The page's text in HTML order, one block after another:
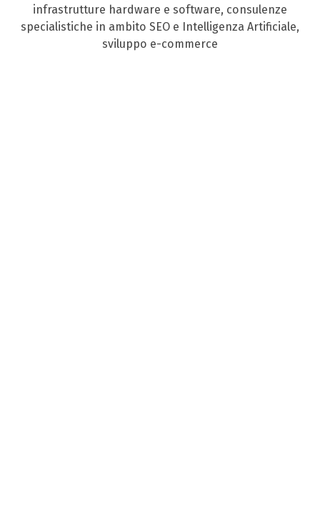
infrastrutture hardware e software, consulenze
specialistiche in ambito SEO e Intelligenza Artificiale,
sviluppo e-commerce